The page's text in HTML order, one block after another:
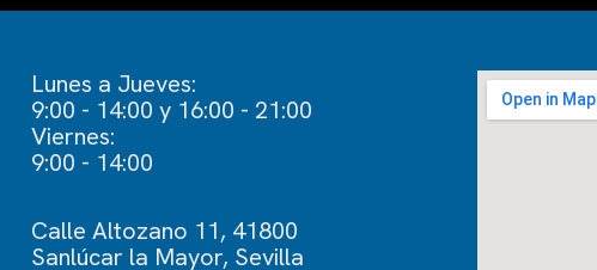
Lunes a Jueves:
9:00 - 14:00 y 16:00 - 21:00
Viernes:
9:00 - 14:00
Calle Altozano 11, 41800
Sanlúcar la Mayor, Sevilla